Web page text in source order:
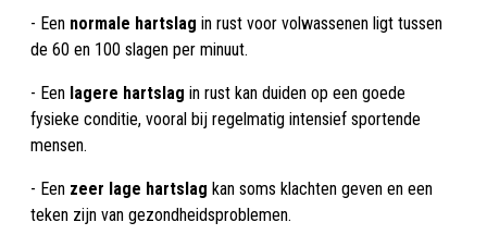
- Een normale hartslag in rust voor volwassenen ligt tussen
de 60 en 100 slagen per minuut.
- Een lagere hartslag in rust kan duiden op een goede
fysieke conditie, vooral bij regelmatig intensief sportende
mensen.
- Een zeer lage hartslag kan soms klachten geven en een
teken zijn van gezondheidsproblemen.